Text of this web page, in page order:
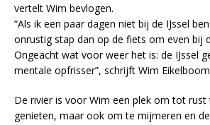
vertelt Wim bevlogen.
“Als ik een paar dagen niet bij de IJssel
onrustig stap dan op de fiets om even bij
Ongeacht wat voor weer het is: de IJssel
mentale opfrisser”, schrijft Wim
De rivier is voor Wim een plek om tot
genieten, maar ook om te mijmeren en